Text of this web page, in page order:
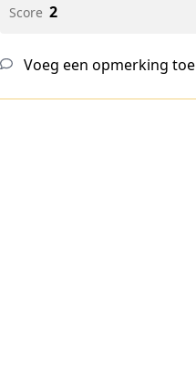
Score 2
Voeg een opmerking toe